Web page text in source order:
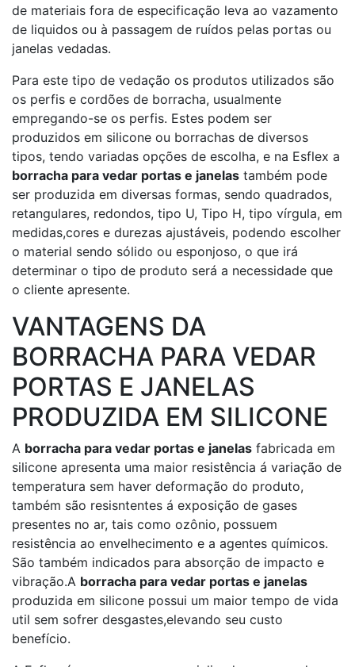
de materiais fora de especificação leva ao vazamento
de liquidos ou à passagem de ruídos pelas portas ou
janelas vedadas.
Para este tipo de vedação os produtos utilizados são
os perfis e cordões de borracha, usualmente
empregando-se os perfis. Estes podem ser
produzidos em silicone ou borrachas de diversos
tipos, tendo variadas opções de escolha, e na Esflex a
borracha para vedar portas e janelas também pode
ser produzida em diversas formas, sendo quadrados,
retangulares, redondos, tipo U, Tipo H, tipo vírgula, em
medidas,cores e durezas ajustáveis, podendo escolher
o material sendo sólido ou esponjoso, o que irá
determinar o tipo de produto será a necessidade que
o cliente apresente.
VANTAGENS DA
BORRACHA PARA VEDAR
PORTAS E JANELAS
PRODUZIDA EM SILICONE
A borracha para vedar portas e janelas fabricada em
silicone apresenta uma maior resistência á variação de
temperatura sem haver deformação do produto,
também são resisntentes á exposição de gases
presentes no ar, tais como ozônio, possuem
resistência ao envelhecimento e a agentes químicos.
São também indicados para absorção de impacto e
vibração.A borracha para vedar portas e janelas
produzida em silicone possui um maior tempo de vida
util sem sofrer desgastes,elevando seu custo
benefício.